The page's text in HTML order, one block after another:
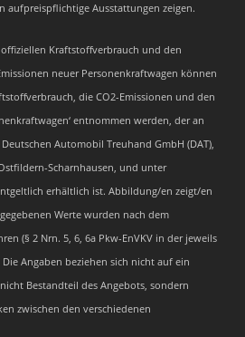
aufpreispflichtige Ausstattungen zeigen.
Kraftstoffverbrauch und den
neuer Personenkraftwagen können
die CO2-Emissionen und den
entnommen werden, der an
Automobil Treuhand GmbH (DAT),
Scharnhausen, und unter
erhältlich ist. Abbildung/en zeigt/en
Werte wurden nach dem
(§ 2 Nrn. 5, 6, 6a Pkw-EnVKV in der jeweils
Angaben beziehen sich nicht auf ein
Bestandteil des Angebots, sondern
zwischen den verschiedenen